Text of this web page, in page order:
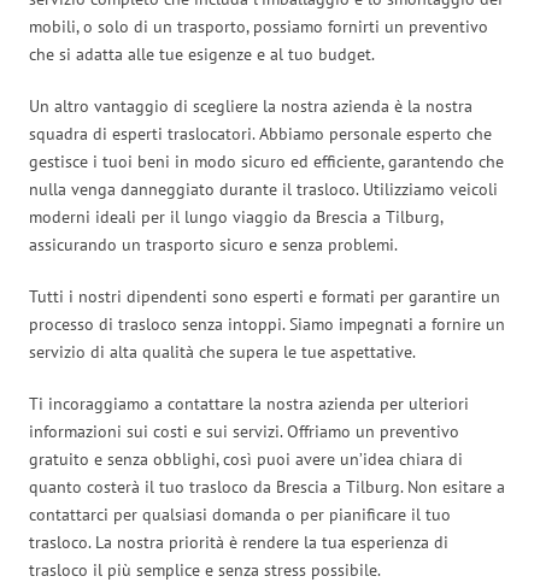
mobili, o solo di un trasporto, possiamo fornirti un preventivo
che si adatta alle tue esigenze e al tuo budget.
Un altro vantaggio di scegliere la nostra azienda è la nostra
squadra di esperti traslocatori. Abbiamo personale esperto che
gestisce i tuoi beni in modo sicuro ed efficiente, garantendo che
nulla venga danneggiato durante il trasloco. Utilizziamo veicoli
moderni ideali per il lungo viaggio da Brescia a Tilburg,
assicurando un trasporto sicuro e senza problemi.
Tutti i nostri dipendenti sono esperti e formati per garantire un
processo di trasloco senza intoppi. Siamo impegnati a fornire un
servizio di alta qualità che supera le tue aspettative.
Ti incoraggiamo a contattare la nostra azienda per ulteriori
informazioni sui costi e sui servizi. Offriamo un preventivo
gratuito e senza obblighi, così puoi avere un’idea chiara di
quanto costerà il tuo trasloco da Brescia a Tilburg. Non esitare a
contattarci per qualsiasi domanda o per pianificare il tuo
trasloco. La nostra priorità è rendere la tua esperienza di
trasloco il più semplice e senza stress possibile.